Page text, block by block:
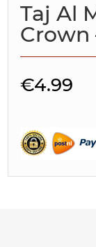
Taj Al
Crown
€4.99